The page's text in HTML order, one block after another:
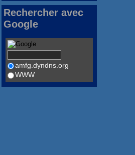
Rechercher avec
Google
amfg.dyndns.org
WWW